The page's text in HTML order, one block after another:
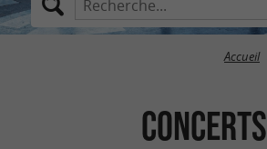
Accueil
Concerts